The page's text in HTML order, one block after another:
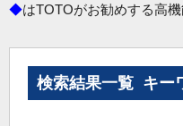
◆はTOTOがお勧めする高
検索結果一覧 キー